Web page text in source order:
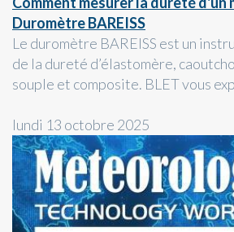
Duromètre BAREISS
Le duromètre BAREISS est un
de la dureté d’élastomère,
souple et composite. BLET vous
lundi 13 octobre 2025